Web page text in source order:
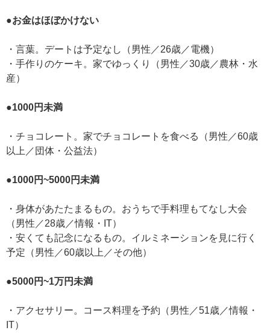
●お金はほぼかけない
・言葉。デートは予定なし（男性／26歳／電機）
・手作りのケーキ。家でゆっくり（男性／30歳／農林・水
産）
●1000円未満
・チョコレート。家でチョコレートを食べる（男性／60歳
以上／団体・公益法）
●1000円~5000円未満
・身体があたたまるもの。おうちで手料理もてなし大会
（男性／28歳／情報・IT）
・安くても記念になるもの。イルミネーションを見に行く
予定（男性／60歳以上／その他）
●5000円~1万円未満
・アクセサリー。コース料理を予約（男性／51歳／情報・
IT）